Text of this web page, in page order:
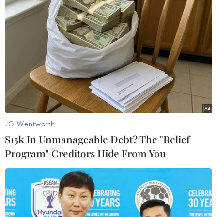
nhà mới
Chiến dịch nhằm giúp các thành phố trên khắp cả
nước giảm bớt lượng tồn kho căn hộ mới ngày
càng tăng và cung cấp dòng tiền quan trọng cho
các nhà phát triển bất động sản đang gặp khó
khăn.
(TTXVN/Vietnam+)
JG Wentworth
$15k In Unmanageable Debt? The "Relief
Program" Creditors Hide From You